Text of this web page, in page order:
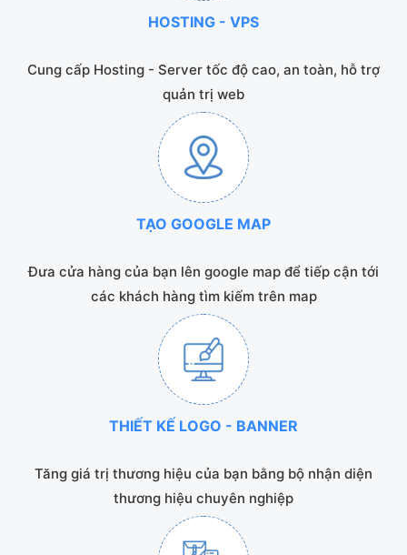
HOSTING - VPS
Cung cấp Hosting - Server tốc độ cao, an toàn, hỗ trợ
quản trị web
TẠO GOOGLE MAP
Đưa cửa hàng của bạn lên google map để tiếp cận tới
các khách hàng tìm kiếm trên map
THIẾT KẾ LOGO - BANNER
Tăng giá trị thương hiệu của bạn bằng bộ nhận diện
thương hiệu chuyên nghiệp